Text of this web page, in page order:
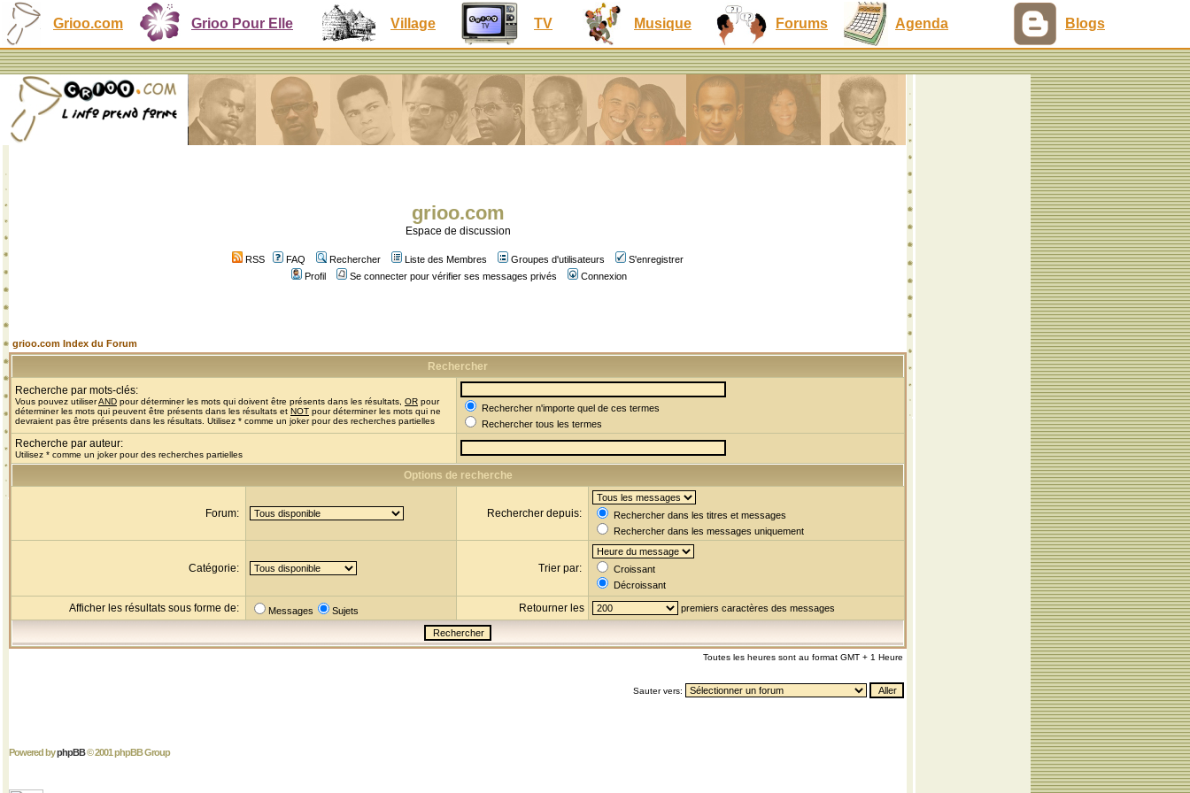
Grioo.com Grioo Pour Elle Village TV Musique Forums Agenda Blogs
grioo.com
Espace de discussion
RSS FAQ Rechercher Liste des Membres Groupes d'utilisateurs
S'enregistrer
Profil
Se connecter pour vérifier ses messages privés Connexion
grioo.com Index du Forum
Rechercher
Recherche par mots-clés:
Vous pouvez utiliserAND pour déterminer les mots qui doivent être présents dans les résultats, OR pour
déterminer les mots qui peuvent être présents dans les résultats et NOT pour déterminer les mots qui ne
devraient pas être présents dans les résultats. Utilisez * comme un joker pour des recherches partielles
Rechercher n'importe quel de ces termes
Rechercher tous les termes
Recherche par auteur:
Utilisez * comme un joker pour des recherches partielles
Options de recherche
Forum: Rechercher depuis:
Rechercher dans les titres et messages
Rechercher dans les messages uniquement
Catégorie: Trier par:
Croissant
Décroissant
Afficher les résultats sous forme de: Messages Sujets Retourner les premiers caractères des messages
Toutes les heures sont au format GMT + 1 Heure
Sauter vers:
Powered byphpBB© 2001 phpBB Group